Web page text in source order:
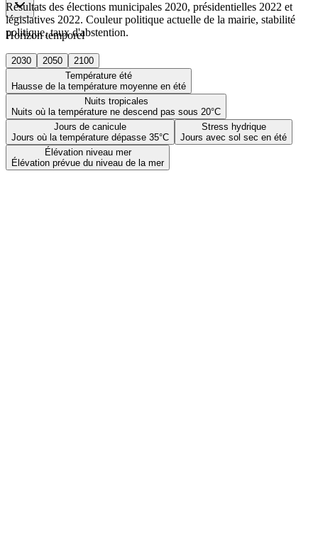
Horizon temporel
2030 2050
2100
Température été
Hausse de la température moyenne en été
Nuits tropicales
Nuits où la température ne descend pas sous 20°C
Jours de canicule
Jours où la température dépasse 35°C
Stress hydrique
Jours avec sol sec en été
Élévation niveau mer
Élévation prévue du niveau de la mer
Résultats des élections municipales 2020, présidentielles 2022 et
législatives 2022. Couleur politique actuelle de la mairie, stabilité
politique, taux d'abstention.